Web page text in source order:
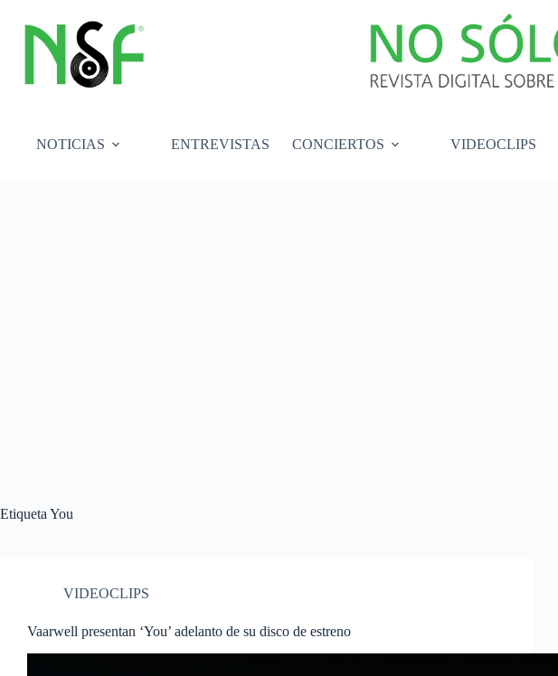
contenido
NOTICIAS ENTREVISTAS CONCIERTOS VIDEOCLIPS
Etiqueta You
VIDEOCLIPS
Vaarwell presentan ‘You’ adelanto de su disco de estreno